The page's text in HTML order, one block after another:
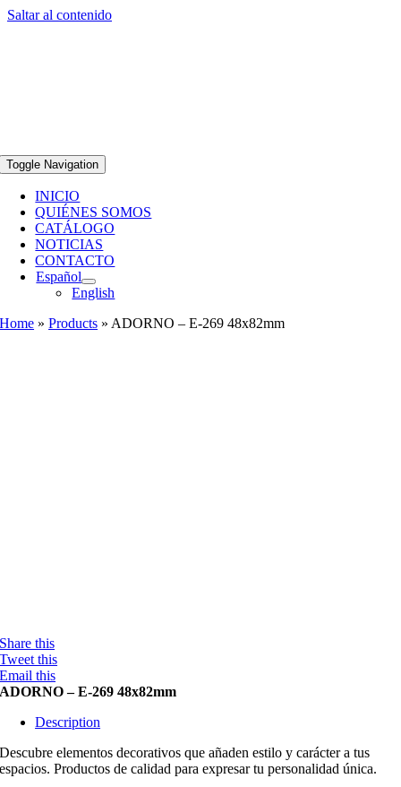
Saltar al contenido
Toggle Navigation
INICIO
QUIÉNES SOMOS
CATÁLOGO
NOTICIAS
CONTACTO
Español
English
Home »Products » ADORNO – E-269 48x82mm
Share this
Tweet this
Email this
ADORNO – E-269 48x82mm
Description
Descubre elementos decorativos que añaden estilo y carácter a tus
espacios. Productos de calidad para expresar tu personalidad única.